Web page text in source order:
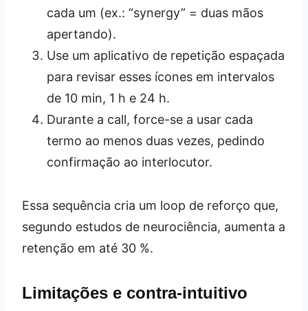
cada um (ex.: “synergy” = duas mãos
apertando).
Use um aplicativo de repetição espaçada
para revisar esses ícones em intervalos
de 10 min, 1 h e 24 h.
Durante a call, force-se a usar cada
termo ao menos duas vezes, pedindo
confirmação ao interlocutor.
Essa sequência cria um loop de reforço que,
segundo estudos de neurociência, aumenta a
retenção em até 30 %.
Limitações e contra‑intuitivo